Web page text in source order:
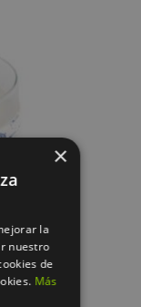
×
la
nuestro
de
Más